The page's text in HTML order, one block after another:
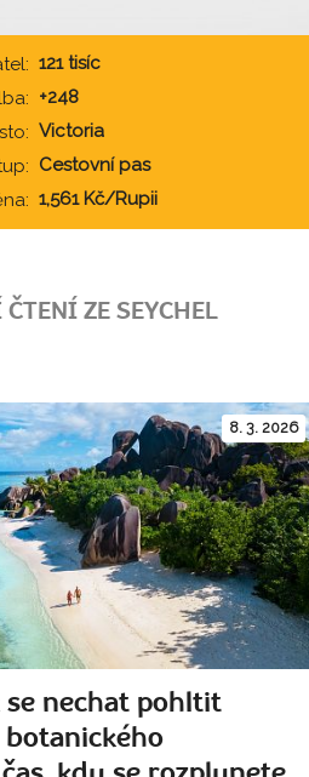
121 tisíc
+248
Victoria
Cestovní pas
1,561 Kč/Rupii
ZE SEYCHEL
8. 3. 2026
se nechat pohltit
botanického